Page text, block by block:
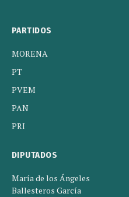
PARTIDOS
MORENA
PT
PVEM
PAN
PRI
DIPUTADOS
María de los Ángeles
Ballesteros García